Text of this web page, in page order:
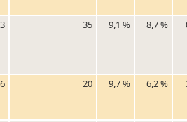
35 9,1 % 8,7 %
20 9,7 % 6,2 %